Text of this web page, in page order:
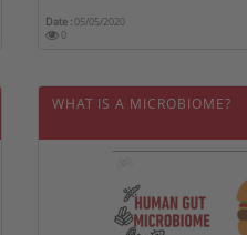
Date :05/05/2020
0
WHAT IS A MICROBIOME?